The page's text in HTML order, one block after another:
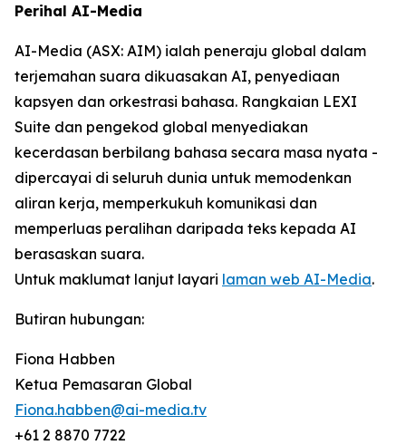
Perihal AI-Media
AI-Media (ASX: AIM) ialah peneraju global dalam
terjemahan suara dikuasakan AI, penyediaan
kapsyen dan orkestrasi bahasa. Rangkaian LEXI
Suite dan pengekod global menyediakan
kecerdasan berbilang bahasa secara masa nyata -
dipercayai di seluruh dunia untuk memodenkan
aliran kerja, memperkukuh komunikasi dan
memperluas peralihan daripada teks kepada AI
berasaskan suara.
Untuk maklumat lanjut layari laman web AI-Media.
Butiran hubungan:
Fiona Habben
Ketua Pemasaran Global
Fiona.habben@ai-media.tv
+61 2 8870 7722